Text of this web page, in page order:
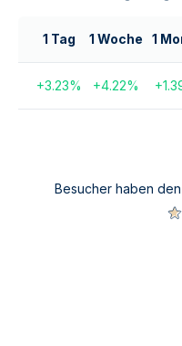
1 Tag 1 Woche 1
+3.23% +4.22% +
Besucher haben